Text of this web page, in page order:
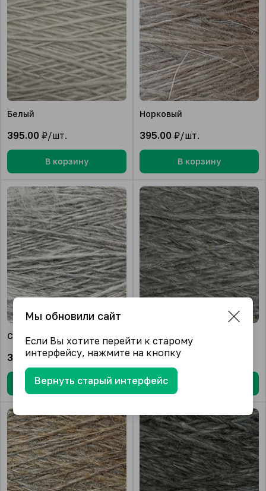
Белый
395.00 ₽/шт.
В корзину
Норковый
395.00 ₽/шт.
В корзину
Светло-серый
395.00₽/шт.
В корзину
395.00₽/шт.
Мы обновили сайт
Если Вы хотите перейти к старому
интерфейсу, нажмите на кнопку
Вернуть старый интерфейс